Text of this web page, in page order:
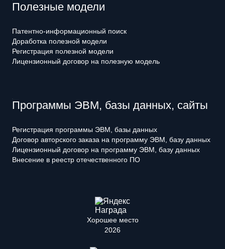
Полезные модели
Патентно-информационный поиск
Доработка полезной модели
Регистрация полезной модели
Лицензионный договор на полезную модель
Программы ЭВМ, базы данных, сайты
Регистрация программы ЭВМ, базы данных
Договор авторского заказа на программу ЭВМ, базу данных
Лицензионный договор на программу ЭВМ, базу данных
Внесение в реестр отечественного ПО
Хорошее место
2026